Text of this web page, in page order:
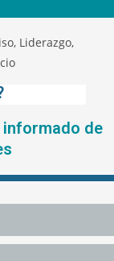
informado de